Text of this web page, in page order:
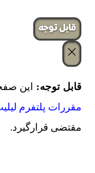
‌قابل توجه
قابل توجه: این
مقررات پلتفرم
مقتضی قرارگیرد.